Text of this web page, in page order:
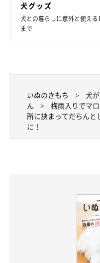
犬グッズ
犬との暮らしに意外と使え
まで
いぬのきもち 犬
ん
梅雨入りでマ
所に挟まってだらん
に！